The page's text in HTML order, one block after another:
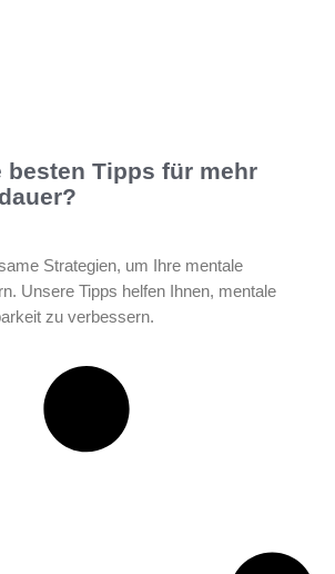
besten Tipps für mehr
Strategien, um Ihre mentale
Unsere Tipps helfen Ihnen, mentale
zu verbessern.